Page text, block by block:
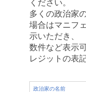
ください。
多くの政治家
場合はマニフ
示いただき、
数件など表示
レジットの表
政治家の名前